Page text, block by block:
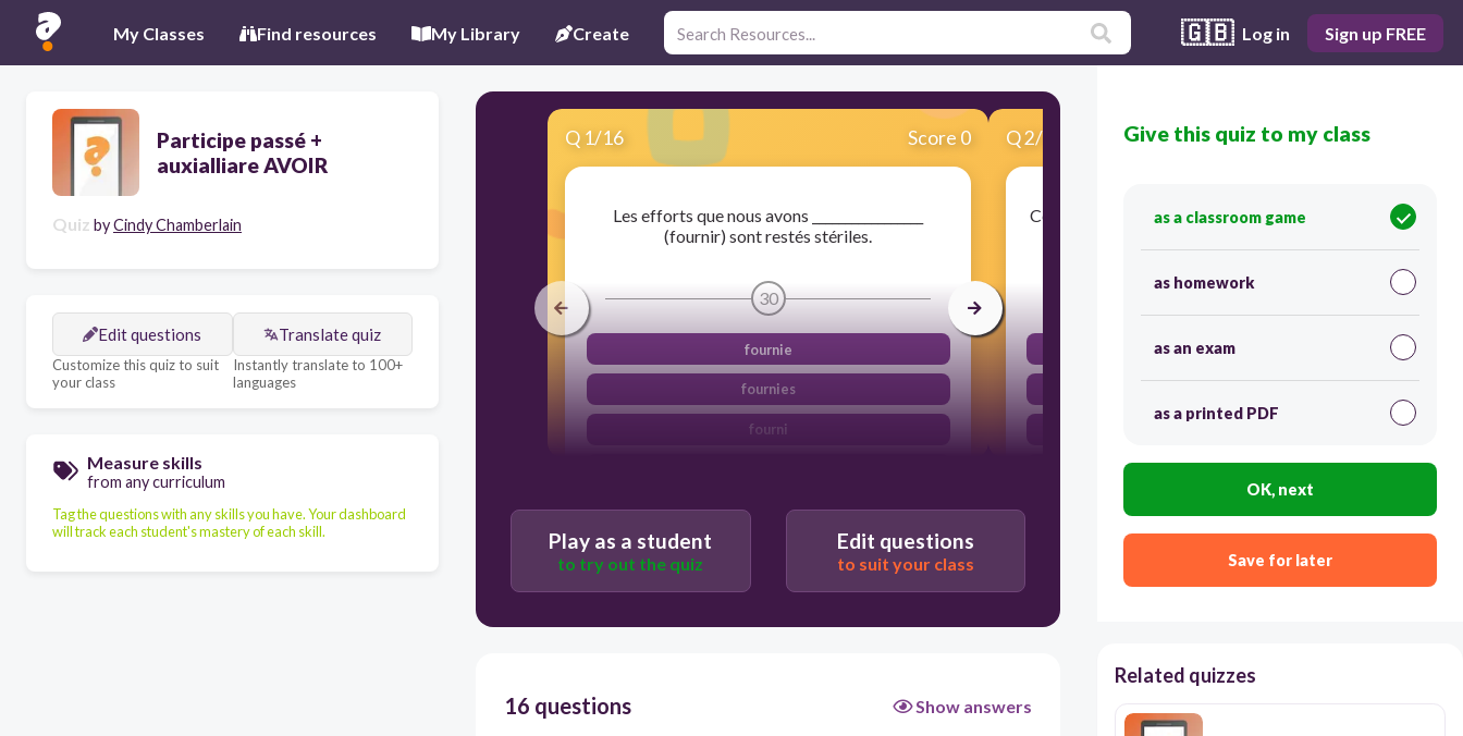
My Classes Find resources My Library Create 🇬🇧 Log in Sign up FREE
Participe passé +
auxialliare AVOIR
Quiz byCindy Chamberlain
Edit questions
Customize this quiz to suit
your class
Translate quiz
Instantly translate to 100+
languages
Measure skills
from any curriculum
Tag the questions with any skills you have. Your dashboard
will track each student's mastery of each skill.
Q 1/16 Score 0
Les efforts que nous avons _________________
(fournir) sont restés stériles.
30
fournie
fournies
fourni
Q2/16 Score 0
Ces légumes, je les ai ____________________ (trouver)
trouvé
Play as a student
to try out the quiz
Edit questions
to suit your class
16 questions Show answers
Give this quiz to my class
as a classroom game
as homework
as an exam
as a printed PDF
OK, next
Save for later
Related quizzes